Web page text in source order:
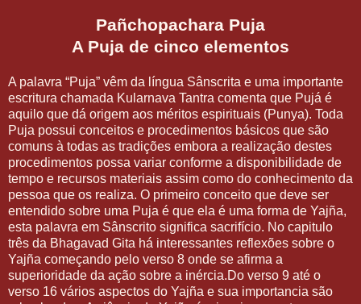
Pañchopachara Puja
A Puja de cinco elementos
A palavra “Puja” vêm da língua Sânscrita e uma importante
escritura chamada Kularnava Tantra comenta que Pujá é
aquilo que dá origem aos méritos espirituais (Punya). Toda
Puja possui conceitos e procedimentos básicos que são
comuns à todas as tradições embora a realização destes
procedimentos possa variar conforme a disponibilidade de
tempo e recursos materiais assim como do conhecimento da
pessoa que os realiza. O primeiro conceito que deve ser
entendido sobre uma Puja é que ela é uma forma de Yajña,
esta palavra em Sânscrito significa sacrifício. No capitulo
três da Bhagavad Gita há interessantes reflexões sobre o
Yajña começando pelo verso 8 onde se afirma a
superioridade da ação sobre a inércia.Do verso 9 até o
verso 16 vários aspectos do Yajña e sua importancia são